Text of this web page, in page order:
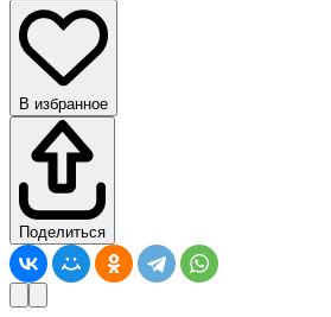
В избранное
Поделиться